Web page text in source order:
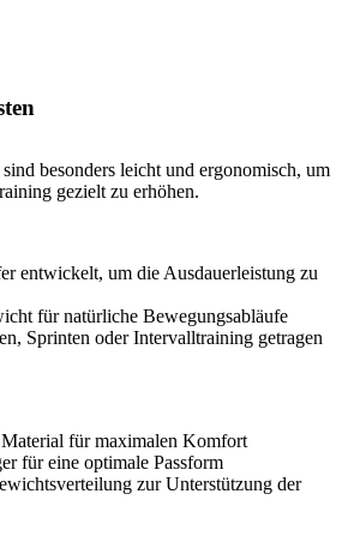
besonders leicht und ergonomisch, um
gezielt zu erhöhen.
entwickelt, um die Ausdauerleistung zu
für natürliche Bewegungsabläufe
Sprinten oder Intervalltraining getragen
für maximalen Komfort
für eine optimale Passform
zur Unterstützung der